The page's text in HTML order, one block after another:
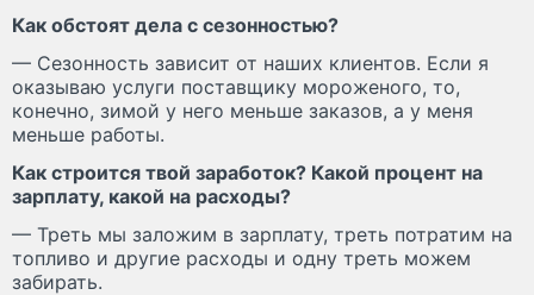
Как обстоят дела с сезонностью?
— Сезонность зависит от наших клиентов. Если я
оказываю услуги поставщику мороженого, то,
конечно, зимой у него меньше заказов, а у меня
меньше работы.
Как строится твой заработок? Какой процент на
зарплату, какой на расходы?
— Треть мы заложим в зарплату, треть потратим на
топливо и другие расходы и одну треть можем
забирать.